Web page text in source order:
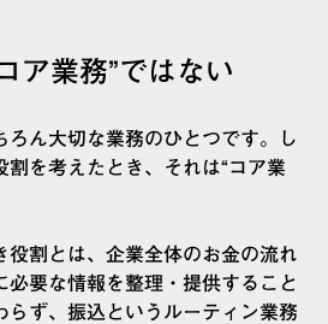
ア業務”ではない
ろん大切な業務のひとつです。し
割を考えたとき、それは“コア業
役割とは、企業全体のお金の流れ
必要な情報を整理・提供すること
らず、振込というルーティン業務